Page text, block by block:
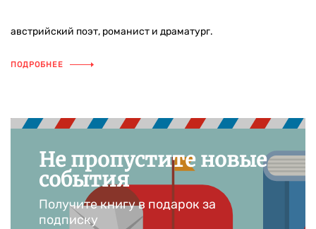
австрийский поэт, романист и драматург.
ПОДРОБНЕЕ
Не пропустите новые
события
Получите книгу в подарок за
подписку